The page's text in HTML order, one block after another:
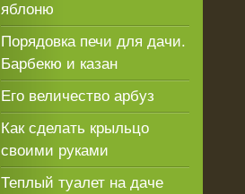
яблоню
Порядовка печи для дачи.
Барбекю и казан
Его величество арбуз
Как сделать крыльцо
своими руками
Теплый туалет на даче